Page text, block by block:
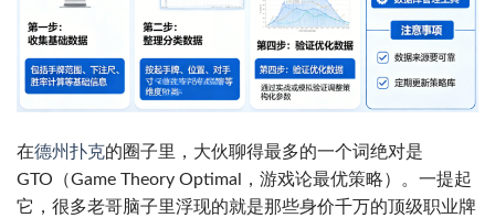
在德州扑克的圈子里，大伙聊得最多的一个词绝对是
GTO（Game Theory Optimal，游戏论最优策略）。一提起
它，很多老哥脑子里浮现的就是那些身价千万的顶级职业牌